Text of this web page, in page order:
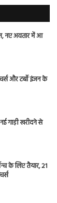
नए अवतार में आ
और टर्बो इंजन के
गाड़ी खरीदने से
के लिए तैयार, 21